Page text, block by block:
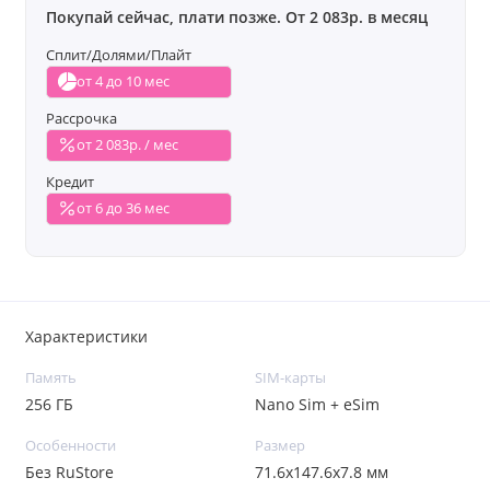
Покупай сейчас, плати позже. От 2 083р. в месяц
Сплит/Долями/Плайт
от 4 до 10 мес
Рассрочка
от 2 083р. / мес
Кредит
от 6 до 36 мес
Характеристики
Память
256 ГБ
SIM-карты
Nano Sim + eSim
Особенности
Без RuStore
Размер
71.6x147.6x7.8 мм